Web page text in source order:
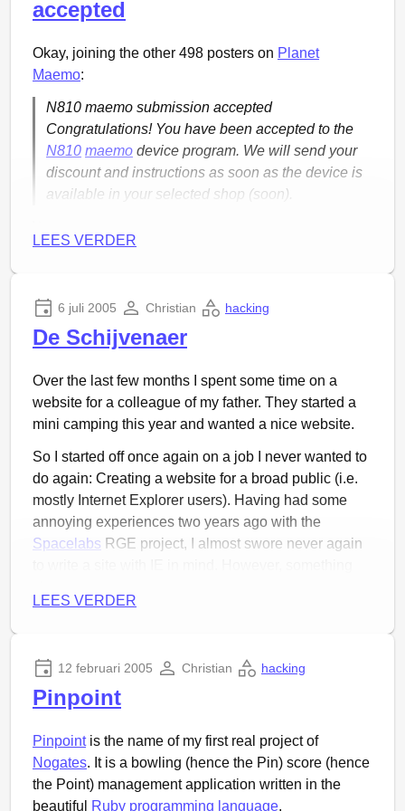
dus ook iedereen die dit ding in Nederland in de
accepted
Okay, joining the other 498 posters on Planet
Maemo:
N810 maemo submission accepted
Congratulations! You have been accepted to the
N810 maemo device program. We will send your
discount and instructions as soon as the device is
available in your selected shop (soon).
Apple…
LEES VERDER
6 juli 2005 Christian hacking
De Schijvenaer
Over the last few months I spent some time on a
website for a colleague of my father. They started a
mini camping this year and wanted a nice website.
So I started off once again on a job I never wanted to
do again: Creating a website for a broad public (i.e.
mostly Internet Explorer users). Having had some
annoying experiences two years ago with the
Spacelabs RGE project, I almost swore never again
it was not the XHTML and CSS standards, it was me.
form of XHTML abusing the beautiful table-tag.
Enter 2004 and the
achieved visually through CSS. The site exists in a
multitude of CSS files, but only one single XHTML
file, which is exactly the same for every single
LEES VERDER
12 februari 2005 Christian hacking
Pinpoint
Pinpointis the name of my first real project of
Nogates. It is a bowling (hence the Pin) score (hence
the Point) management application written in the
beautiful
Ruby programming language.